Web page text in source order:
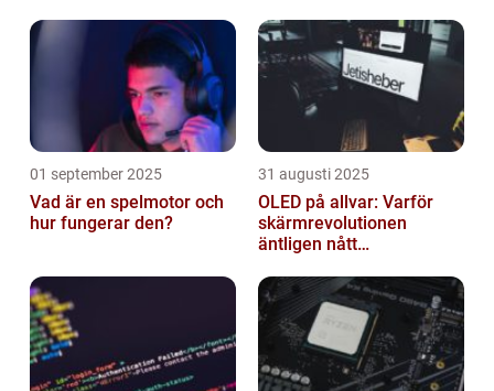
01 september 2025
Vad är en spelmotor och
hur fungerar den?
31 augusti 2025
OLED på allvar: Varför
skärmrevolutionen
äntligen nått